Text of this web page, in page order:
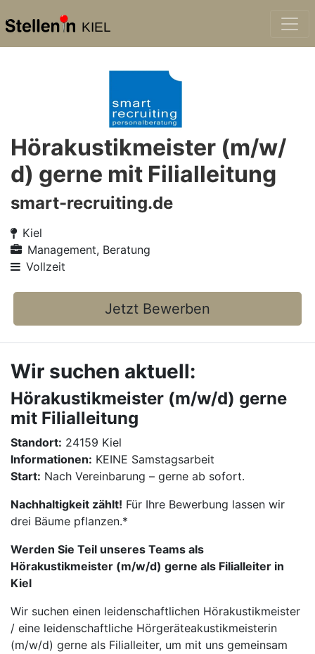
KIEL
Hörakustikmeister (m/w/
d) gerne mit Filialleitung
smart-recruiting.de
Kiel
Management, Beratung
Vollzeit
Jetzt Bewerben
Wir suchen aktuell:
Hörakustikmeister (m/w/d) gerne
mit Filialleitung
Standort: 24159 Kiel
Informationen: KEINE Samstagsarbeit
Start: Nach Vereinbarung – gerne ab sofort.
Nachhaltigkeit zählt! Für Ihre Bewerbung lassen wir
drei Bäume pflanzen.*
Werden Sie Teil unseres Teams als
Hörakustikmeister (m/w/d) gerne als Filialleiter in
Kiel
Wir suchen einen leidenschaftlichen Hörakustikmeister
/ eine leidenschaftliche Hörgeräteakustikmeisterin
(m/w/d) gerne als Filialleiter, um mit uns gemeinsam